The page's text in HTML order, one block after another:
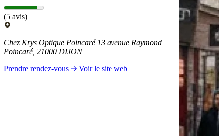
(5 avis)
Chez Krys Optique Poincaré 13 avenue Raymond
Poincaré, 21000 DIJON
Prendre rendez-vous
Voir le site web